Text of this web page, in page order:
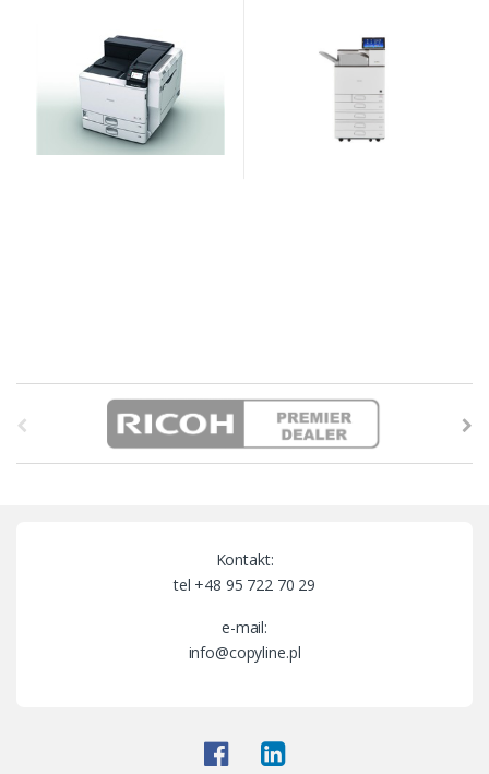
Kontakt:
tel +48 95 722 70 29
e-mail:
info@copyline.pl